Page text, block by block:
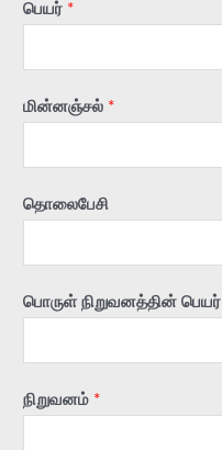
பெயர் *
மின்னஞ்சல் *
தொலைபேசி
பொருள் நிறுவனத்தின் பெயர்
நிறுவனம் *